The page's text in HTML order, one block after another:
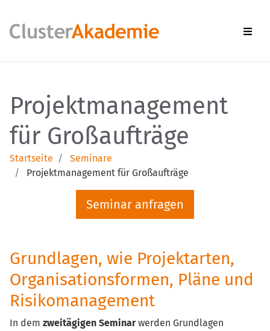
Projektmanagement
für Großaufträge
Startseite
Seminare
Projektmanagement für Großaufträge
Seminar anfragen
Grundlagen, wie Projektarten,
Organisationsformen, Pläne und
Risikomanagement
In dem zweitägigen Seminarwerden Grundlagen